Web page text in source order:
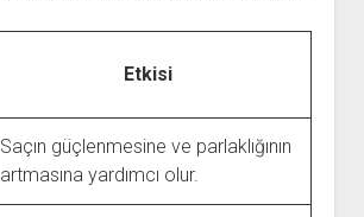
Etkisi
Saçın güçlenmesine ve parlaklığının
artmasına yardımcı olur.